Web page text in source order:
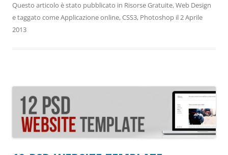
Questo articolo è stato pubblicato in Risorse Gratuite,Web Design
e taggato comeApplicazione online,CSS3, Photoshop il2 Aprile
2013